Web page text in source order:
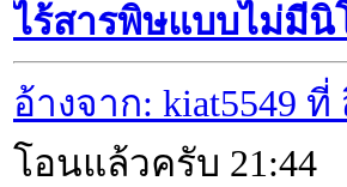
ไร้สารพิษแบบไม่มี
อ้างจาก: kiat5549 ที่
โอนแล้วครับ 21:44